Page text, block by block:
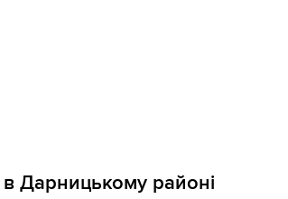
в Дарницькому районі